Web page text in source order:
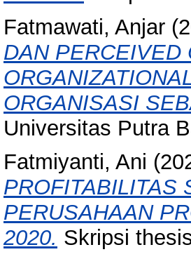
Fatmawati, Anjar
DAN PERCEIVED
ORGANISASI
Universitas Putra
Fatmiyanti, Ani
PROFITABILITAS
PERUSAHAAN
2020. Skripsi